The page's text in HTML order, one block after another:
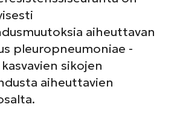
aiheuttavan
pleuropneumoniae -
sikojen
aiheuttavien